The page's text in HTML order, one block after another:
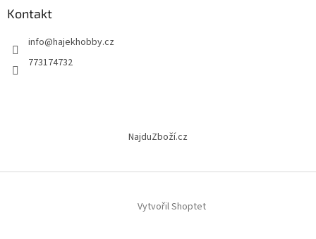
Kontakt
info@hajekhobby.cz
773174732
NajduZboží.cz
Vytvořil Shoptet